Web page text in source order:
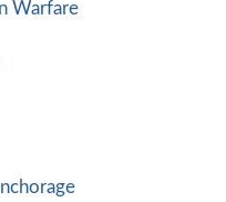
Warfare